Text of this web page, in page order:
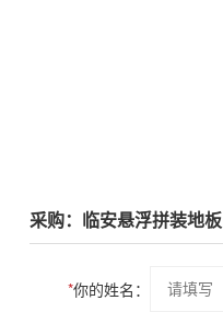
采购：临安悬浮拼装地板
*你的姓名：